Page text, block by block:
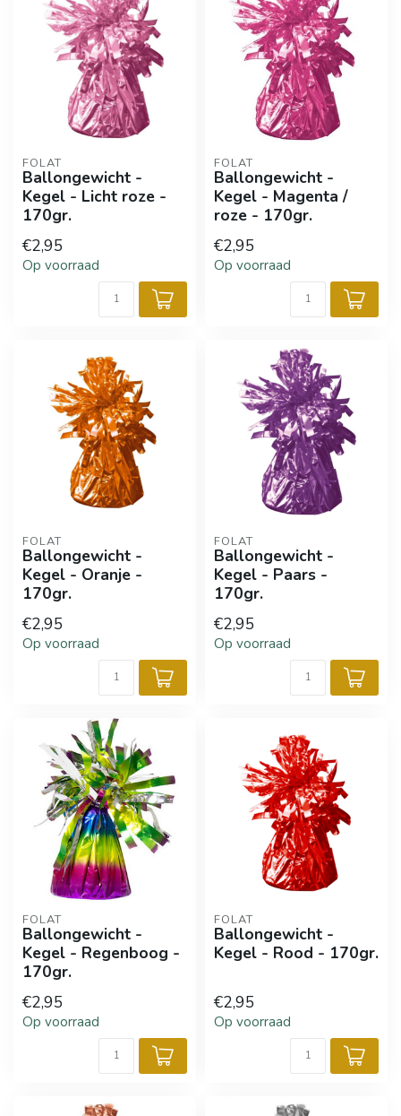
FOLAT
Ballongewicht -
Kegel - Licht roze -
170gr.
€2,95
Op voorraad
FOLAT
Ballongewicht -
Kegel - Magenta /
roze - 170gr.
€2,95
Op voorraad
FOLAT
Ballongewicht -
Kegel - Oranje -
170gr.
€2,95
Op voorraad
FOLAT
Ballongewicht -
Kegel - Paars -
170gr.
€2,95
Op voorraad
FOLAT
Ballongewicht -
Kegel - Regenboog -
170gr.
€2,95
Op voorraad
FOLAT
Ballongewicht -
Kegel - Rood - 170gr.
€2,95
Op voorraad